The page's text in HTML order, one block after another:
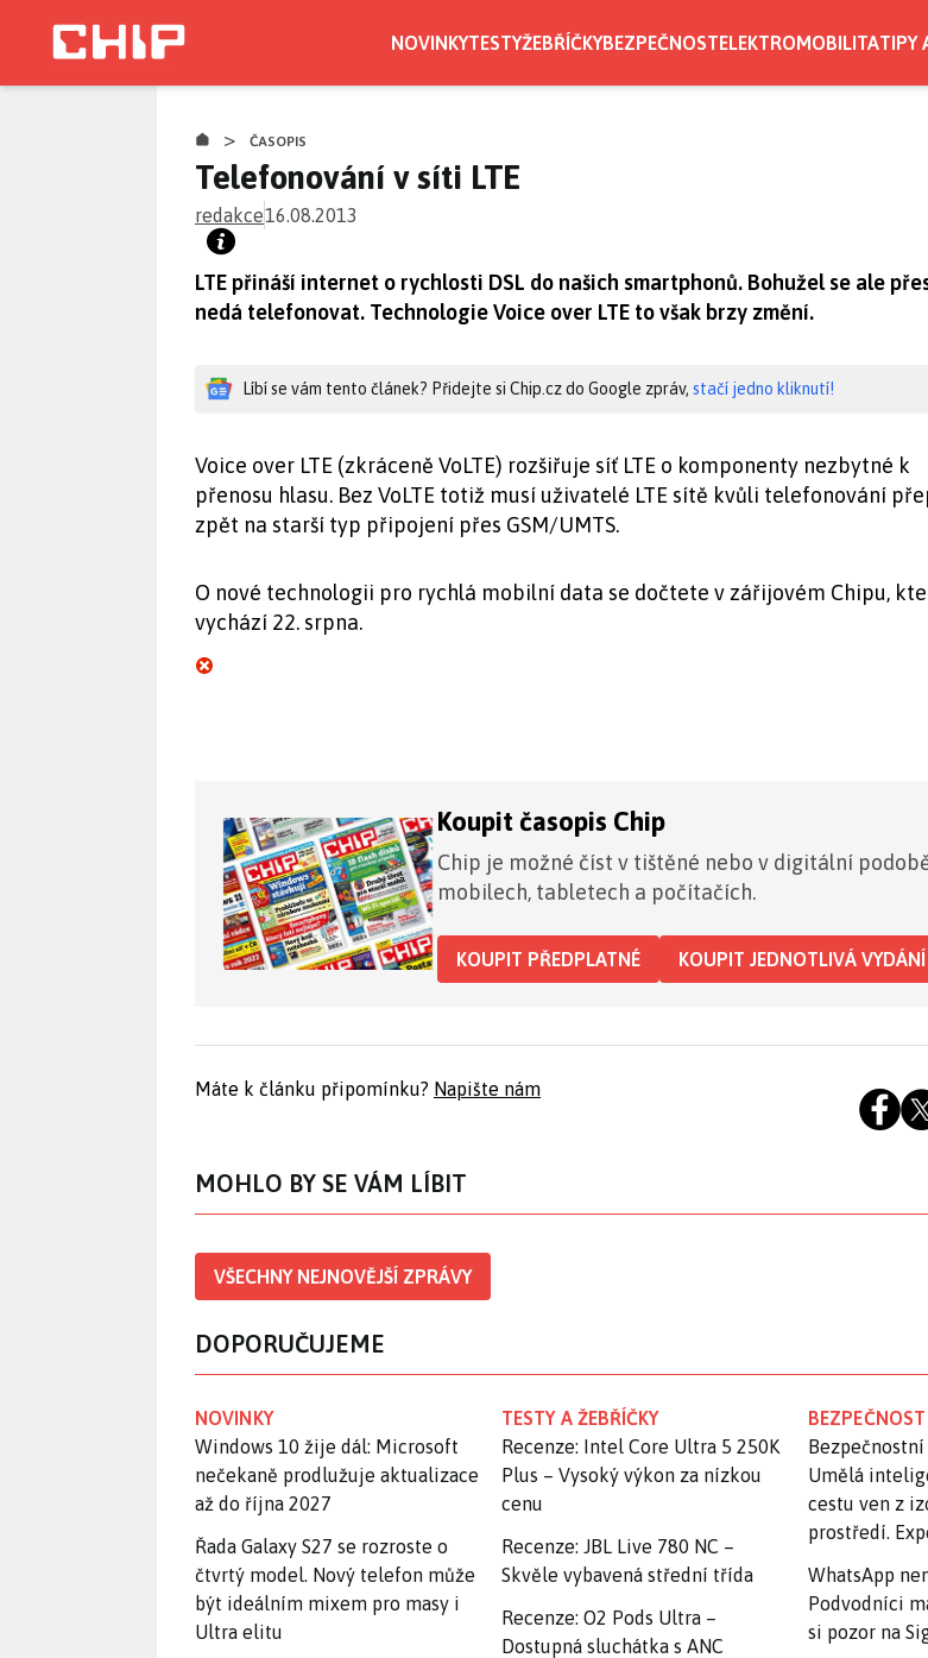
NOVINKYTESTYŽEBŘÍČKYBEZPEČNOSTELEKTROMOBILITATIPY
> ČASOPIS
Telefonování v síti LTE
redakce16.08.2013
LTE přináší internet o rychlosti DSL do našich smartphonů. Bohužel se ale
nedá telefonovat. Technologie Voice over LTE to však brzy změní.
Líbí se vám tento článek? Přidejte si Chip.cz do Google zpráv, stačí jedno kliknutí!
Voice over LTE (zkráceně VoLTE) rozšiřuje síť LTE o komponenty nezbytné k
přenosu hlasu. Bez VoLTE totiž musí uživatelé LTE sítě kvůli telefonování
zpět na starší typ připojení přes GSM/UMTS.
O nové technologii pro rychlá mobilní data se dočtete v zářijovém Chipu,
vychází 22. srpna.
Koupit časopis Chip
Chip je možné číst v tištěné nebo v digitální
mobilech, tabletech a počítačích.
KOUPIT PŘEDPLATNÉ KOUPIT JEDNOTLIVÁ VYDÁNÍ
Máte k článku připomínku? Napište nám
MOHLO BY SE VÁM LÍBIT
VŠECHNY NEJNOVĚJŠÍ ZPRÁVY
DOPORUČUJEME
NOVINKY
Windows 10 žije dál: Microsoft
nečekaně prodlužuje aktualizace
až do října 2027
Řada Galaxy S27 se rozroste o
čtvrtý model. Nový telefon může
být ideálním mixem pro masy i
Ultra elitu
TESTY A ŽEBŘÍČKY
Recenze: Intel Core Ultra 5 250K
Plus – Vysoký výkon za nízkou
cenu
Recenze: JBL Live 780 NC –
Skvěle vybavená střední třída
Recenze: O2 Pods Ultra –
Dostupná sluchátka s ANC
BEZPEČNOST
Bezpečnostní
Umělá
cestu ven z
prostředí.
WhatsApp
Podvodníci
si pozor na